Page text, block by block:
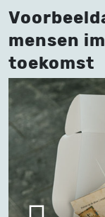
mensen
toekomst